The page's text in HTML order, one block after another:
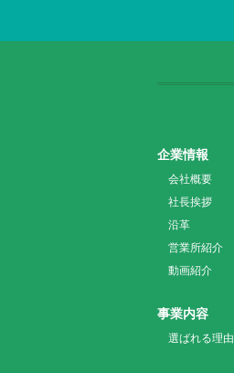
企業情報
会社概要
社長挨拶
沿革
営業所紹介
動画紹介
事業内容
選ばれる理由